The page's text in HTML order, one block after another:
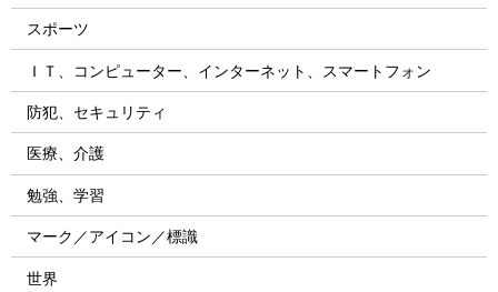
スポーツ
ＩＴ、コンピューター、インターネット、スマートフォン
防犯、セキュリティ
医療、介護
勉強、学習
マーク／アイコン／標識
世界